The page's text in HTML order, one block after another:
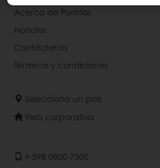
Acerca de Puratos
Noticias
Contáctenos
Términos y condiciones
Selecciona un país
Web corporativa
+ 598 0800 7500